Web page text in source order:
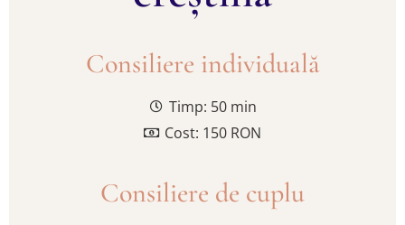
Consiliere individuală
Timp: 50 min
Cost: 150 RON
Consiliere de cuplu